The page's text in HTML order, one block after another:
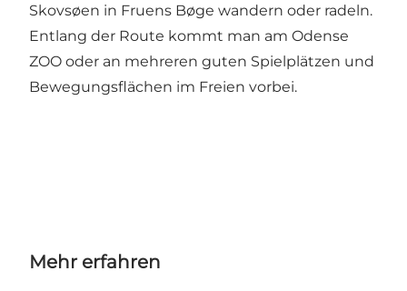
Skovsøen in Fruens Bøge wandern oder radeln.
Entlang der Route kommt man am Odense
ZOO oder an mehreren guten Spielplätzen und
Bewegungsflächen im Freien vorbei.
Mehr erfahren